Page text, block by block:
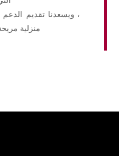
، ويسعدنا تقديم
منزلية